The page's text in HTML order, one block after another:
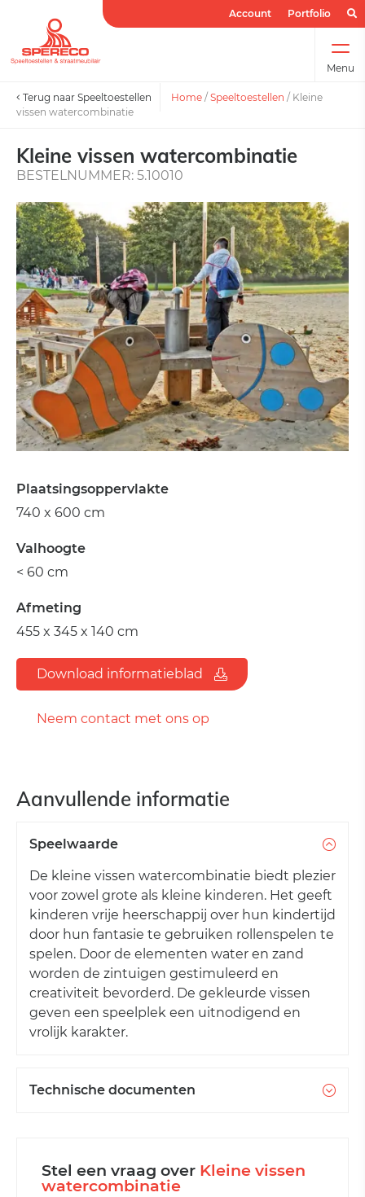
Account Portfolio
Menu
Terug naar Speeltoestellen Home / Speeltoestellen / Kleine
vissen watercombinatie
Kleine vissen watercombinatie
BESTELNUMMER: 5.10010
Plaatsingsoppervlakte
740 x 600 cm
Valhoogte
< 60 cm
Afmeting
455 x 345 x 140 cm
Download informatieblad
Neem contact met ons op
Aanvullende informatie
Speelwaarde
De kleine vissen watercombinatie biedt plezier
voor zowel grote als kleine kinderen. Het geeft
kinderen vrije heerschappij over hun kindertijd
door hun fantasie te gebruiken rollenspelen te
spelen. Door de elementen water en zand
worden de zintuigen gestimuleerd en
creativiteit bevorderd. De gekleurde vissen
geven een speelplek een uitnodigend en
vrolijk karakter.
Technische documenten
Stel een vraag over Kleine vissen
watercombinatie